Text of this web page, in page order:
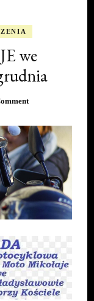
we
on
MIKOŁAJE
Władysławowie
|
4
grudnia